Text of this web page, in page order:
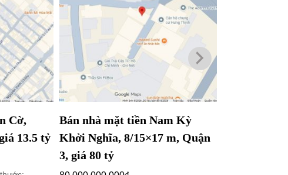
Cờ,
13.5 tỷ
Bán nhà mặt tiền Nam Kỳ
Khởi Nghĩa, 8/15×17 m, Quận
3, giá 80 tỷ